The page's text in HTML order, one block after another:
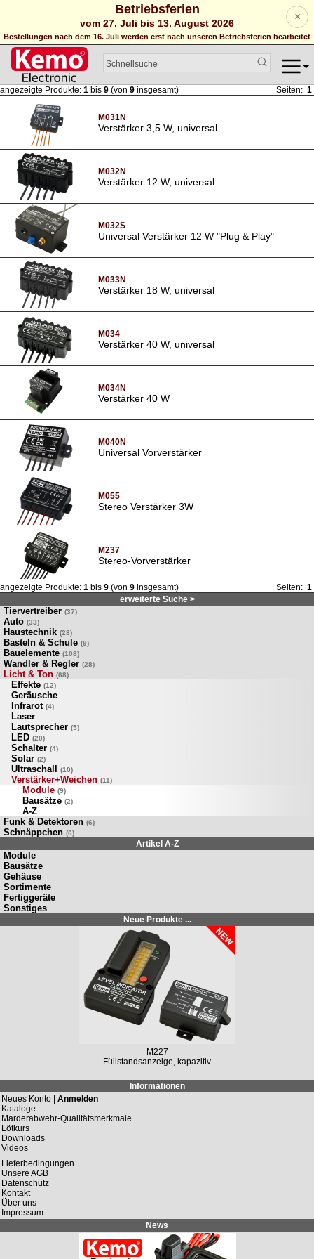
Betriebsferien
vom 27. Juli bis 13. August 2026
Bestellungen nach dem 16. Juli werden erst nach unseren Betriebsferien bearbeitet
×
angezeigte Produkte: 1 bis 9 (von 9 insgesamt) Seiten: 1
M031N
Verstärker 3,5 W, universal
M032N
Verstärker 12 W, universal
M032S
Universal Verstärker 12 W "Plug & Play"
M033N
Verstärker 18 W, universal
M034
Verstärker 40 W, universal
M034N
Verstärker 40 W
M040N
Universal Vorverstärker
M055
Stereo Verstärker 3W
M237
Stereo-Vorverstärker
angezeigte Produkte: 1 bis 9 (von 9 insgesamt) Seiten: 1
erweiterte Suche >
Tiervertreiber (37)
Auto (33)
Haustechnik (28)
Basteln & Schule (9)
Bauelemente (108)
Wandler & Regler (28)
Licht & Ton (68)
Effekte (12)
Geräusche
Infrarot (4)
Laser
Lautsprecher (5)
LED (20)
Schalter (4)
Solar (2)
Ultraschall (10)
Verstärker+Weichen (11)
Module (9)
Bausätze (2)
A-Z
Funk & Detektoren (6)
Schnäppchen (6)
Artikel A-Z
Module
Bausätze
Gehäuse
Sortimente
Fertiggeräte
Sonstiges
Neue Produkte ...
M227
Füllstandsanzeige, kapazitiv
Informationen
Neues Konto | Anmelden
Kataloge
Marderabwehr-Qualitätsmerkmale
Lötkurs
Downloads
Videos
Lieferbedingungen
Unsere AGB
Datenschutz
Kontakt
Über uns
Impressum
News